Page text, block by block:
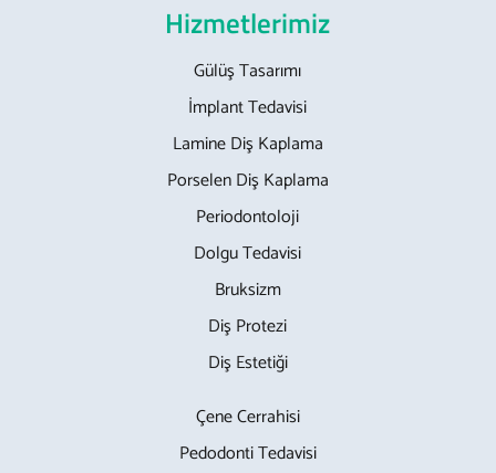
Hizmetlerimiz
Gülüş Tasarımı
İmplant Tedavisi
Lamine Diş Kaplama
Porselen Diş Kaplama
Periodontoloji
Dolgu Tedavisi
Bruksizm
Diş Protezi
Diş Estetiği
Çene Cerrahisi
Pedodonti Tedavisi